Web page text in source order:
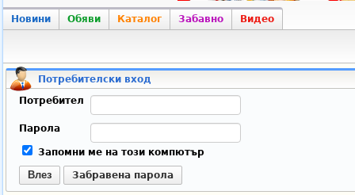
Новини Обяви Каталог Забавно Видео
Потребителски вход
Потребител
Парола
Запомни ме на този компютър
Влез Забравена парола